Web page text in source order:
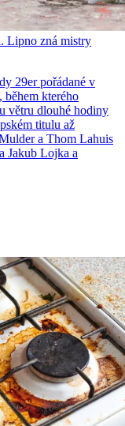
Lipno zná mistry
29er pořádané v
kterého
větru dlouhé hodiny
titulu až
a Thom Lahuis
Jakub Lojka a